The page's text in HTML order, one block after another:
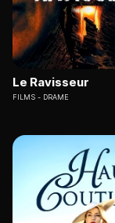
Le Ravisseur
FILMS DRAME